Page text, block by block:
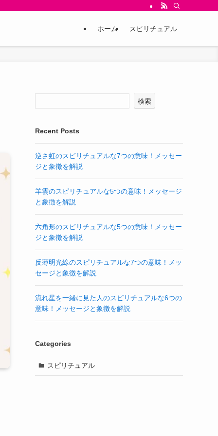
ホーム スピリチュアル
検索
Recent Posts
逆さ虹のスピリチュアルな7つの意味！メッセー
ジと象徴を解説
羊雲のスピリチュアルな5つの意味！メッセージ
と象徴を解説
六角形のスピリチュアルな5つの意味！メッセー
ジと象徴を解説
反薄明光線のスピリチュアルな7つの意味！メッ
セージと象徴を解説
流れ星を一緒に見た人のスピリチュアルな6つの
意味！メッセージと象徴を解説
Categories
スピリチュアル